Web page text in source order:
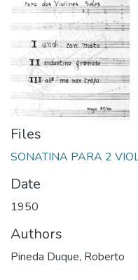
Files
SONATINA PARA 2
Date
1950
Authors
Pineda Duque, Roberto